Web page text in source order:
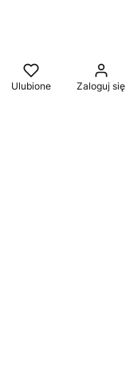
Ulubione Zaloguj się